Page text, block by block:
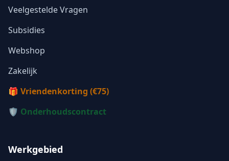
Veelgestelde Vragen
Subsidies
Webshop
Zakelijk
🎁 Vriendenkorting (€75)
🛡️ Onderhoudscontract
Werkgebied